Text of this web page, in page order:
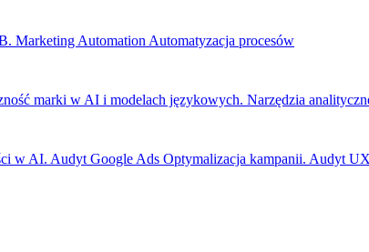
Marketing Automation Automatyzacja procesów
marki w AI i modelach językowych. Narzędzia
w AI. Audyt Google Ads Optymalizacja kampanii. Audyt